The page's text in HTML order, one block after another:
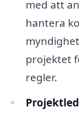
med att
hantera
projektet
regler.